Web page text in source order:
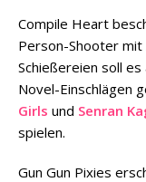
Compile Heart
Person-Shooter
Schießereien soll
Novel-Einschlägen
Girls und Senran
spielen.
Gun Gun Pixies